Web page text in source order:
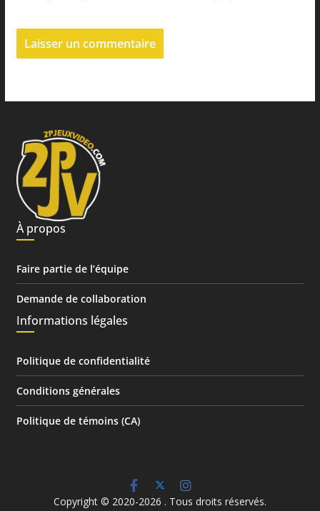
À propos
Faire partie de l’équipe
Demande de collaboration
Informations légales
Politique de confidentialité
Conditions générales
Politique de témoins (CA)
Copyright © 2020-2026 . Tous droits réservés.